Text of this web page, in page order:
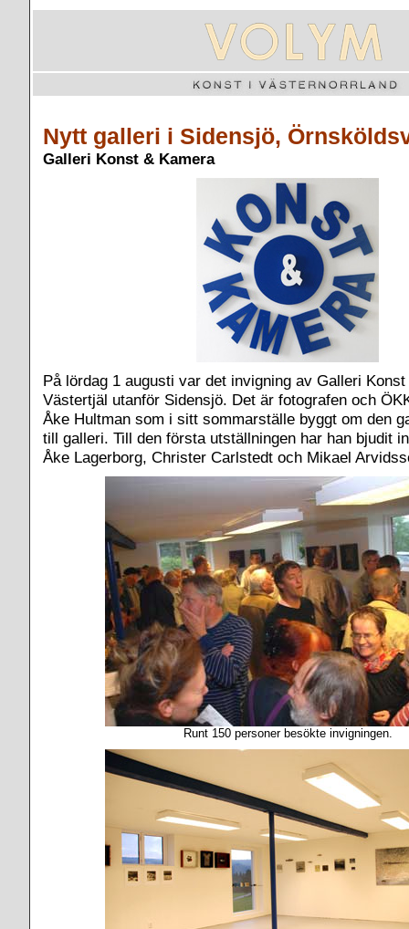
Nytt galleri i Sidensjö,
Galleri Konst & Kamera
På lördag 1 augusti var det invigning av Galleri
Västertjäl utanför Sidensjö. Det är fotografen och
Åke Hultman som i sitt sommarställe byggt om den
till galleri. Till den första utställningen har han bjudit
Åke Lagerborg, Christer Carlstedt och Mikael
Runt 150 personer besökte invigningen.